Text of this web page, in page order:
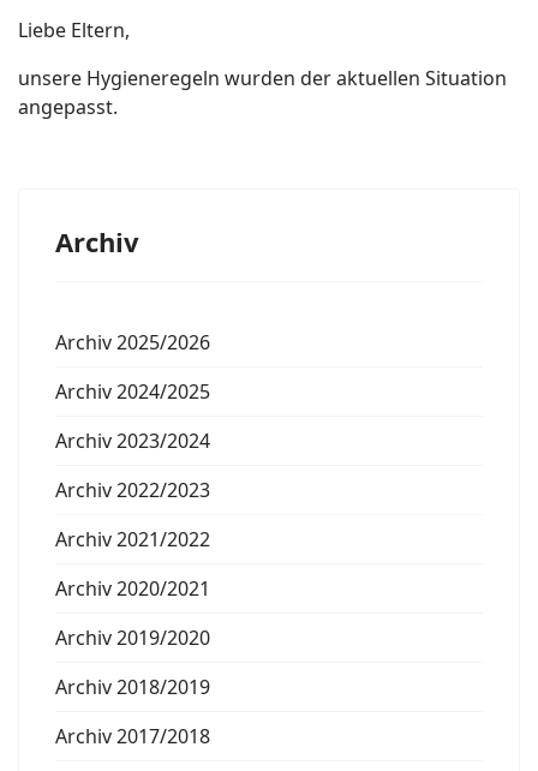
Liebe Eltern,
unsere Hygieneregeln wurden der aktuellen Situation
angepasst.
Archiv
Archiv 2025/2026
Archiv 2024/2025
Archiv 2023/2024
Archiv 2022/2023
Archiv 2021/2022
Archiv 2020/2021
Archiv 2019/2020
Archiv 2018/2019
Archiv 2017/2018